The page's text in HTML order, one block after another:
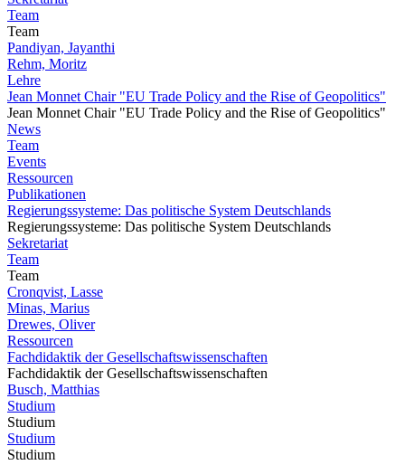
Team
Team
Pandiyan, Jayanthi
Rehm, Moritz
Lehre
Jean Monnet Chair "EU Trade Policy and the Rise of Geopolitics"
Jean Monnet Chair "EU Trade Policy and the Rise of Geopolitics"
News
Team
Events
Ressourcen
Publikationen
Regierungssysteme: Das politische System Deutschlands
Regierungssysteme: Das politische System Deutschlands
Sekretariat
Team
Team
Cronqvist, Lasse
Minas, Marius
Drewes, Oliver
Ressourcen
Fachdidaktik der Gesellschaftswissenschaften
Fachdidaktik der Gesellschaftswissenschaften
Busch, Matthias
Studium
Studium
Studium
Studium